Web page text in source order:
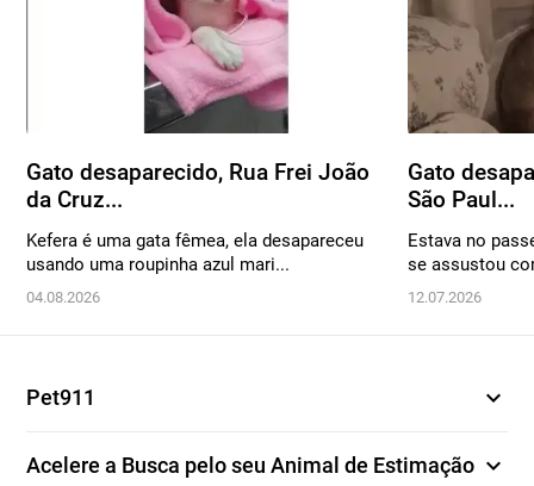
Gato desaparecido, Rua Frei João
da Cruz...
Kefera é uma gata fêmea, ela desapareceu
usando uma roupinha azul mari...
04.08.2026
Gato
São Paul...
Estava no
se assustou
12.07.2026
Pet911 expand_more
Acelere a Busca pelo seu Animal de Estimação expand_more